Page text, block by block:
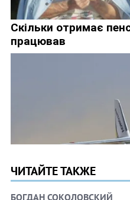
ЧИТАЙТЕ ТАКЖЕ
БОГДАН СОКОЛОВСКИЙ